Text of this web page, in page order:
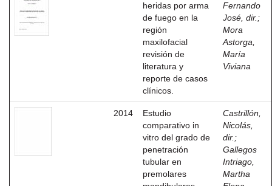
heridas por arma
de fuego en la
región
maxilofacial
revisión de
literatura y
reporte de casos
clínicos.
Fernando
José, dir. ;
Mora
Astorga,
María
Viviana
2014
Estudio
comparativo in
vitro del grado de
penetración
tubular en
premolares
Castrillón,
Nicolás,
dir. ;
Gallegos
Intriago,
Martha